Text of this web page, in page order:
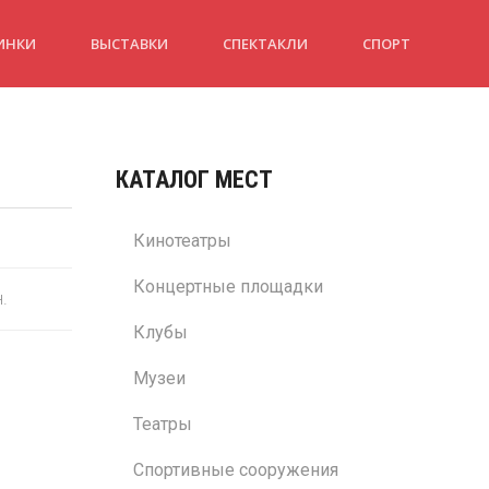
ВЫСТАВКИ СПЕКТАКЛИ СПОРТ
КАТАЛОГ МЕСТ
Кинотеатры
Концертные площадки
Клубы
Музеи
Театры
Спортивные сооружения